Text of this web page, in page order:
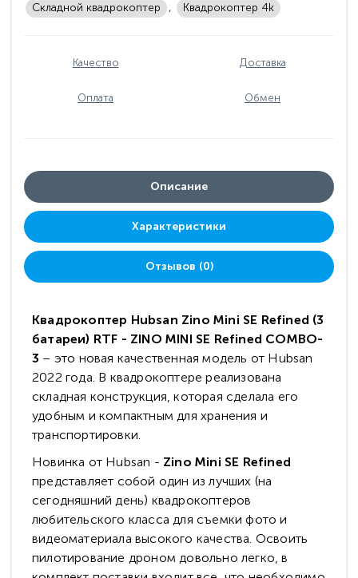
Складной квадрокоптер
, Квадрокоптер 4k
Качество Доставка
Оплата Обмен
Описание
Характеристики
Отзывов (0)
Квадрокоптер Hubsan Zino Mini SE Refined (3
батареи) RTF - ZINO MINI SE Refined COMBO-
3 – это новая качественная модель от Hubsan
2022 года. В квадрокоптере реализована
складная конструкция, которая сделала его
удобным и компактным для хранения и
транспортировки.
Новинка от Hubsan - Zino Mini SE Refined
представляет собой один из лучших (на
сегодняшний день) квадрокоптеров
любительского класса для съемки фото и
видеоматериала высокого качества. Освоить
пилотирование дроном довольно легко, в